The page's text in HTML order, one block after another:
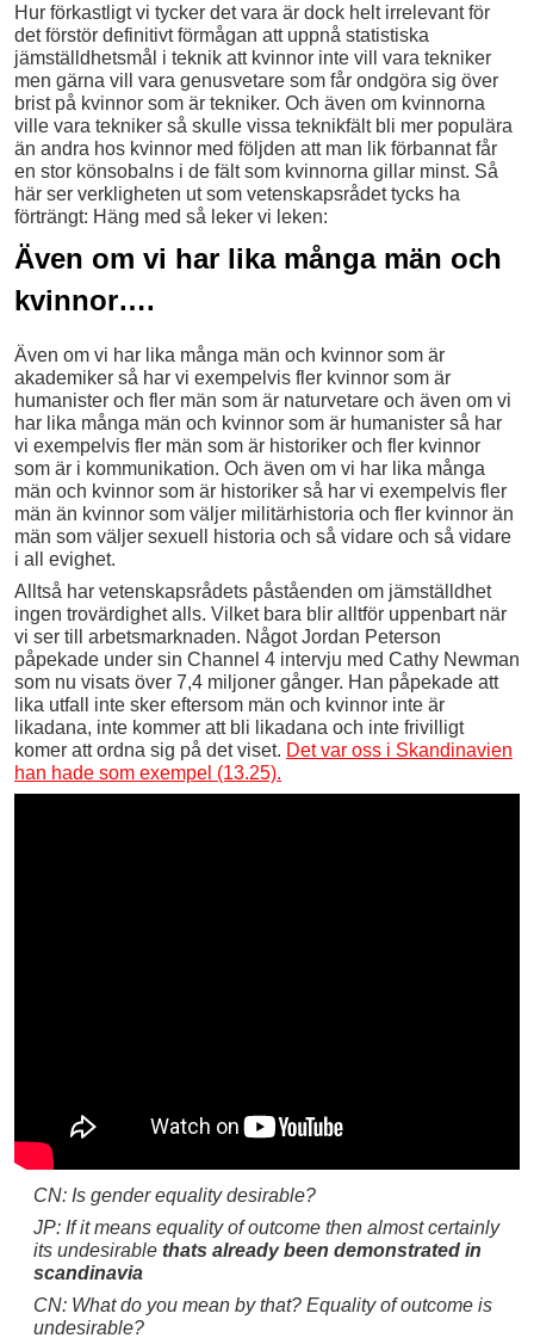
Hur förkastligt vi tycker det vara är dock helt irrelevant för
det förstör definitivt förmågan att uppnå statistiska
jämställdhetsmål i teknik att kvinnor inte vill vara tekniker
men gärna vill vara genusvetare som får ondgöra sig över
brist på kvinnor som är tekniker. Och även om kvinnorna
ville vara tekniker så skulle vissa teknikfält bli mer populära
än andra hos kvinnor med följden att man lik förbannat får
en stor könsobalns i de fält som kvinnorna gillar minst. Så
här ser verkligheten ut som vetenskapsrådet tycks ha
förträngt: Häng med så leker vi leken:
Även om vi har lika många män och
kvinnor….
Även om vi har lika många män och kvinnor som är
akademiker så har vi exempelvis fler kvinnor som är
humanister och fler män som är naturvetare och även om vi
har lika många män och kvinnor som är humanister så har
vi exempelvis fler män som är historiker och fler kvinnor
som är i kommunikation. Och även om vi har lika många
män och kvinnor som är historiker så har vi exempelvis fler
män än kvinnor som väljer militärhistoria och fler kvinnor än
män som väljer sexuell historia och så vidare och så vidare
i all evighet.
Alltså har vetenskapsrådets påståenden om jämställdhet
ingen trovärdighet alls. Vilket bara blir alltför uppenbart när
vi ser till arbetsmarknaden. Något Jordan Peterson
påpekade under sin Channel 4 intervju med Cathy Newman
som nu visats över 7,4 miljoner gånger. Han påpekade att
lika utfall inte sker eftersom män och kvinnor inte är
likadana, inte kommer att bli likadana och inte frivilligt
komer att ordna sig på det viset. Det var oss i Skandinavien
han hade som exempel (13.25).
CN: Is gender equality desirable?
JP: If it means equality of outcome then almost certainly
its undesirable thats already been demonstrated in
scandinavia
CN: What do you mean by that? Equality of outcome is
undesirable?